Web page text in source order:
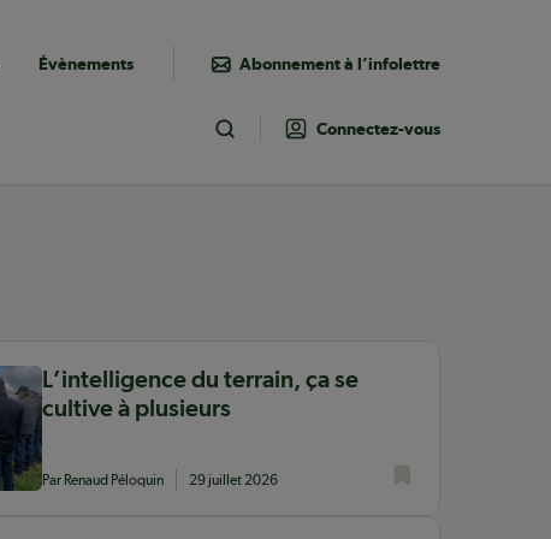
Évènements Abonnement à l’infolettre
Toggle Search
Connectez-vous
L’intelligence du terrain, ça se
cultive à plusieurs
Par Renaud Péloquin 29 juillet 2026